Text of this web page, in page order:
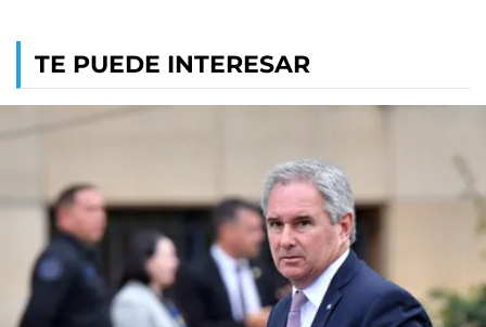
TE PUEDE INTERESAR